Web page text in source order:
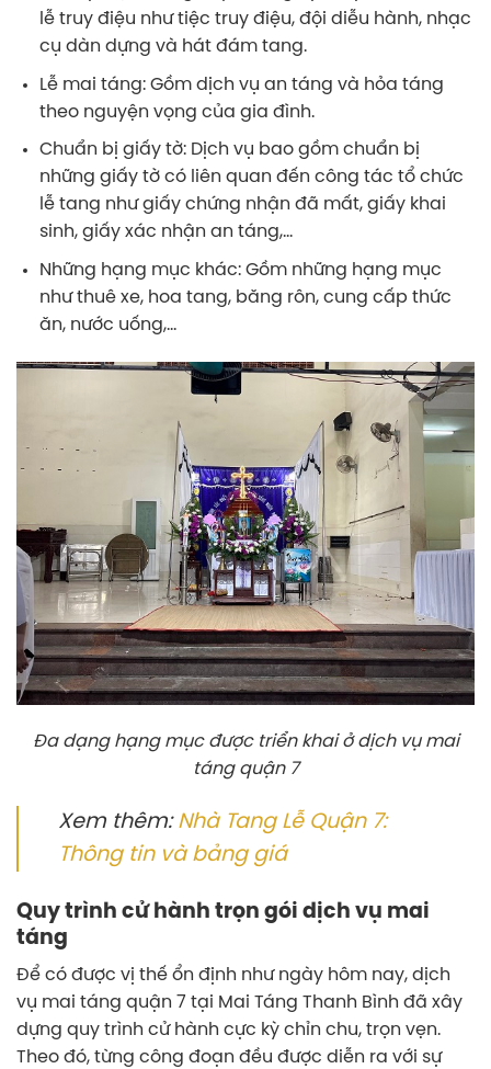
lễ truy điệu như tiệc truy điệu, đội diễu hành, nhạc
cụ dàn dựng và hát đám tang.
Lễ mai táng: Gồm dịch vụ an táng và hỏa táng
theo nguyện vọng của gia đình.
Chuẩn bị giấy tờ: Dịch vụ bao gồm chuẩn bị
những giấy tờ có liên quan đến công tác tổ chức
lễ tang như giấy chứng nhận đã mất, giấy khai
sinh, giấy xác nhận an táng,…
Những hạng mục khác: Gồm những hạng mục
như thuê xe, hoa tang, băng rôn, cung cấp thức
ăn, nước uống,…
Đa dạng hạng mục được triển khai ở dịch vụ mai
táng quận 7
Xem thêm: Nhà Tang Lễ Quận 7:
Thông tin và bảng giá
Quy trình cử hành trọn gói dịch vụ mai
táng
Để có được vị thế ổn định như ngày hôm nay, dịch
vụ mai táng quận 7 tại Mai Táng Thanh Bình đã xây
dựng quy trình cử hành cực kỳ chỉn chu, trọn vẹn.
Theo đó, từng công đoạn đều được diễn ra với sự